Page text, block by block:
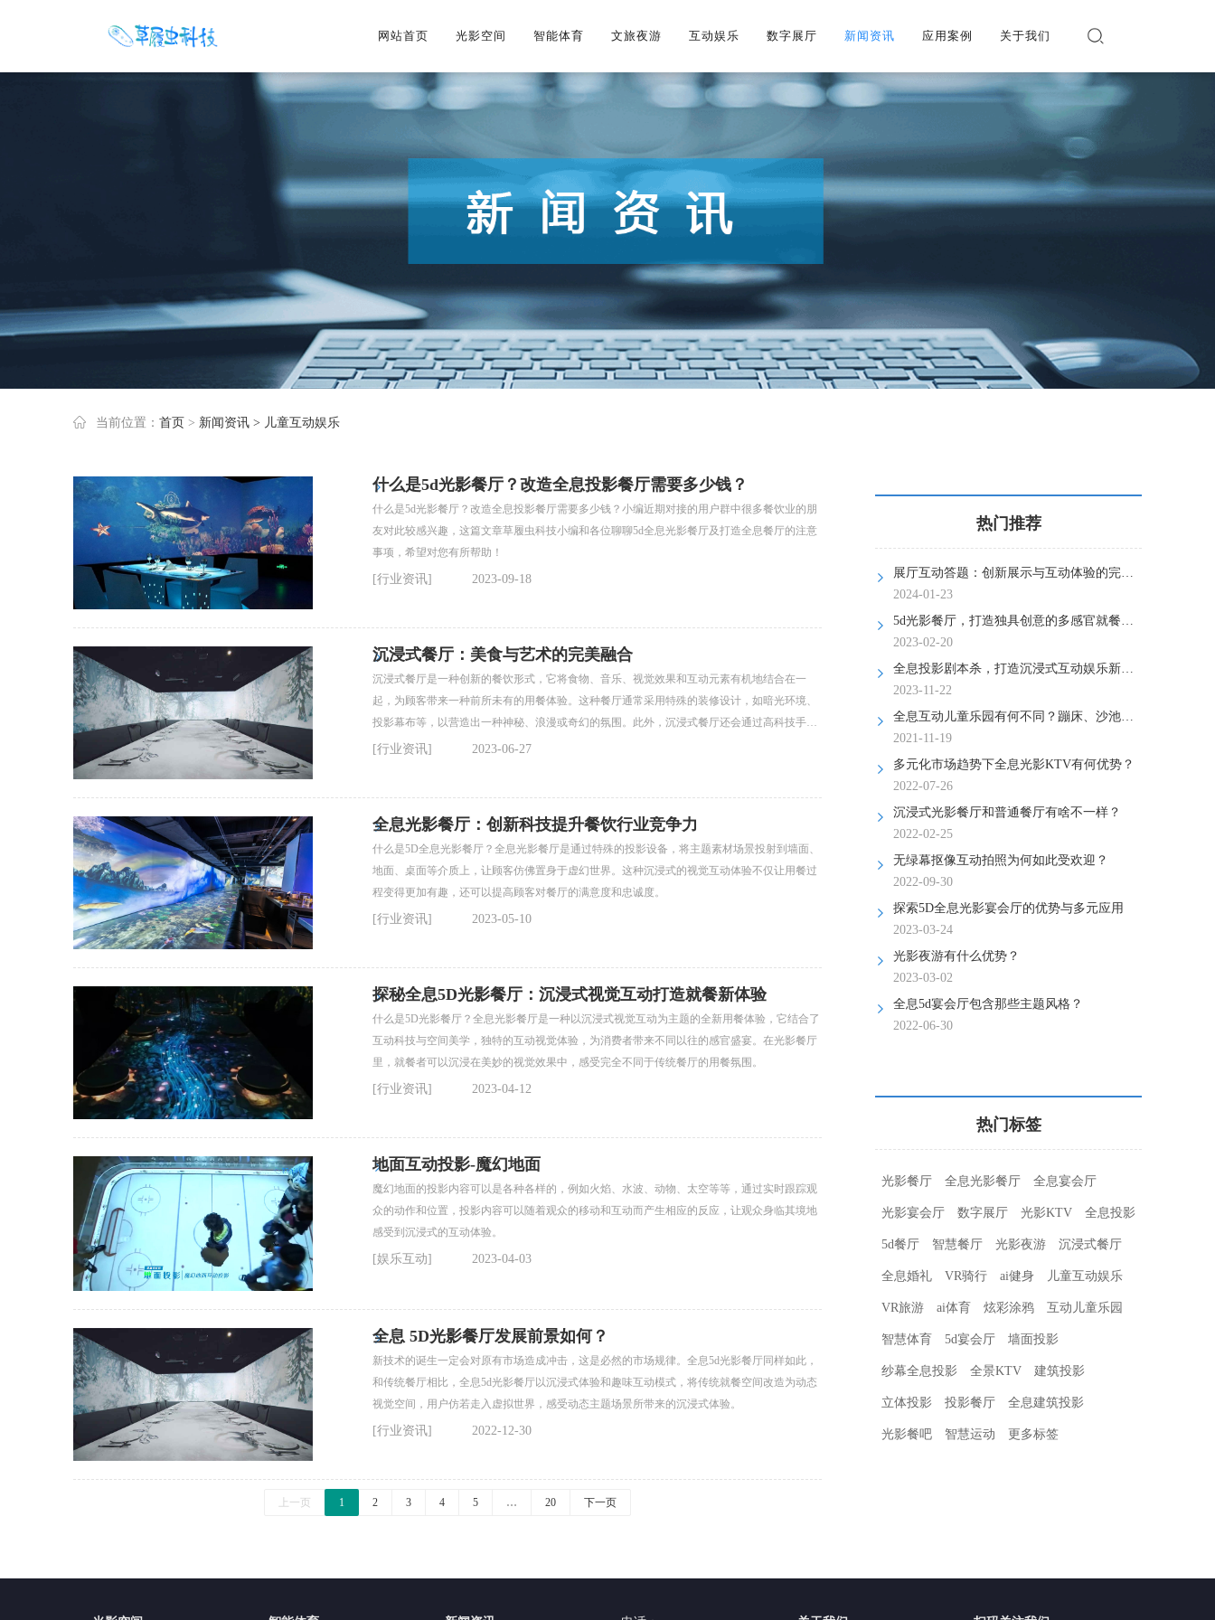
网站首页 光影空间 智能体育 文旅夜游 互动娱乐 数字展厅 新闻资讯 应用案例 关于我们
网站首页 光影空间 智能体育 文旅夜游 互动娱乐 数字展厅 新闻资讯 应用案例 关于我们
当前位置： 首页 > 新闻资讯 > 儿童互动娱乐
什么是5d光影餐厅？改造全息投影餐厅需要多少钱？
什么是5d光影餐厅？改造全息投影餐厅需要多少钱？小编近期对接的用户群中很多餐饮业的朋
友对此较感兴趣，这篇文章草履虫科技小编和各位聊聊5d全息光影餐厅及打造全息餐厅的注意
事项，希望对您有所帮助！
[行业资讯] 2023-09-18
沉浸式餐厅：美食与艺术的完美融合
沉浸式餐厅是一种创新的餐饮形式，它将食物、音乐、视觉效果和互动元素有机地结合在一
起，为顾客带来一种前所未有的用餐体验。这种餐厅通常采用特殊的装修设计，如暗光环境、
投影幕布等，以营造出一种神秘、浪漫或奇幻的氛围。此外，沉浸式餐厅还会通过高科技手
段，如虚拟现实(VR)、增强现实(AR)等，为顾客提供更加丰富多样的互动体验。
[行业资讯] 2023-06-27
全息光影餐厅：创新科技提升餐饮行业竞争力
什么是5D全息光影餐厅？全息光影餐厅是通过特殊的投影设备，将主题素材场景投射到墙面、
地面、桌面等介质上，让顾客仿佛置身于虚幻世界。这种沉浸式的视觉互动体验不仅让用餐过
程变得更加有趣，还可以提高顾客对餐厅的满意度和忠诚度。
[行业资讯] 2023-05-10
探秘全息5D光影餐厅：沉浸式视觉互动打造就餐新体验
什么是5D光影餐厅？全息光影餐厅是一种以沉浸式视觉互动为主题的全新用餐体验，它结合了
互动科技与空间美学，独特的互动视觉体验，为消费者带来不同以往的感官盛宴。在光影餐厅
里，就餐者可以沉浸在美妙的视觉效果中，感受完全不同于传统餐厅的用餐氛围。
[行业资讯] 2023-04-12
地面互动投影-魔幻地面
魔幻地面的投影内容可以是各种各样的，例如火焰、水波、动物、太空等等，通过实时跟踪观
众的动作和位置，投影内容可以随着观众的移动和互动而产生相应的反应，让观众身临其境地
感受到沉浸式的互动体验。
[娱乐互动] 2023-04-03
全息 5D光影餐厅发展前景如何？
新技术的诞生一定会对原有市场造成冲击，这是必然的市场规律。全息5d光影餐厅同样如此，
和传统餐厅相比，全息5d光影餐厅以沉浸式体验和趣味互动模式，将传统就餐空间改造为动态
视觉空间，用户仿若走入虚拟世界，感受动态主题场景所带来的沉浸式体验。
[行业资讯] 2022-12-30
上一页 1 2 3 4 5 … 20 下一页
热门推荐
展厅互动答题：创新展示与互动体验的完美结合
2024-01-23
2023-02-20
全息投影剧本杀，打造沉浸式互动娱乐新体验
2023-11-22
全息互动儿童乐园有何不同？蹦床、沙池变得更奇幻！
2021-11-19
多元化市场趋势下全息光影KTV有何优势？
2022-07-26
沉浸式光影餐厅和普通餐厅有啥不一样？
2022-02-25
无绿幕抠像互动拍照为何如此受欢迎？
2022-09-30
探索5D全息光影宴会厅的优势与多元应用
2023-03-24
光影夜游有什么优势？
2023-03-02
全息5d宴会厅包含那些主题风格？
2022-06-30
热门标签
光影餐厅 全息光影餐厅 全息宴会厅
光影宴会厅 数字展厅 光影KTV 全息投影
5d餐厅 智慧餐厅 光影夜游 沉浸式餐厅
全息婚礼 VR骑行 ai健身 儿童互动娱乐
VR旅游 ai体育 炫彩涂鸦 互动儿童乐园
智慧体育 5d宴会厅 墙面投影
纱幕全息投影 全景KTV 建筑投影
立体投影 投影餐厅 全息建筑投影
光影餐吧 智慧运动 更多标签